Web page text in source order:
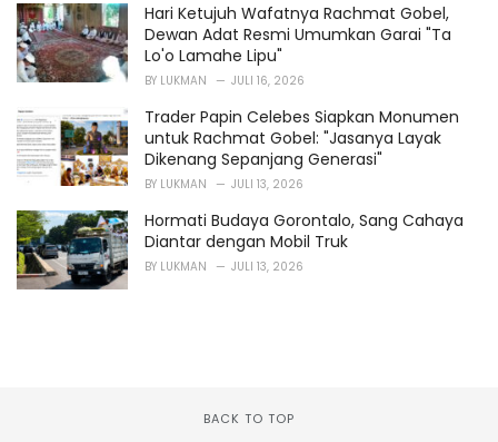
Hari Ketujuh Wafatnya Rachmat Gobel,
Dewan Adat Resmi Umumkan Garai "Ta
Lo'o Lamahe Lipu"
BY LUKMAN JULI 16, 2026
Trader Papin Celebes Siapkan Monumen
untuk Rachmat Gobel: "Jasanya Layak
Dikenang Sepanjang Generasi"
BY LUKMAN JULI 13, 2026
Hormati Budaya Gorontalo, Sang Cahaya
Diantar dengan Mobil Truk
BY LUKMAN JULI 13, 2026
BACK TO TOP